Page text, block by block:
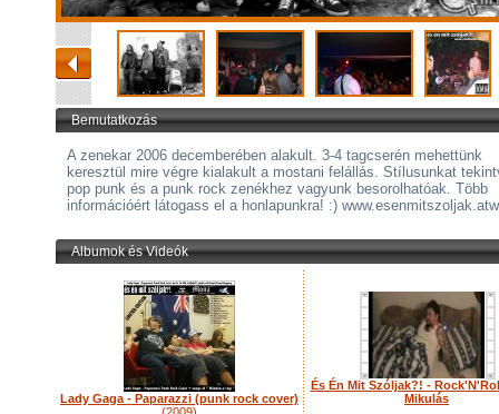
Bemutatkozás
A zenekar 2006 decemberében alakult. 3-4 tagcserén mehettünk
keresztül mire végre kialakult a mostani felállás. Stílusunkat
pop punk és a punk rock zenékhez vagyunk besorolhatóak. Több
információért látogass el a honlapunkra! :)
Albumok és Videók
Lady Gaga - Paparazzi (punk rock cover)
És Én Mit Szóljak?! -
Mikulás